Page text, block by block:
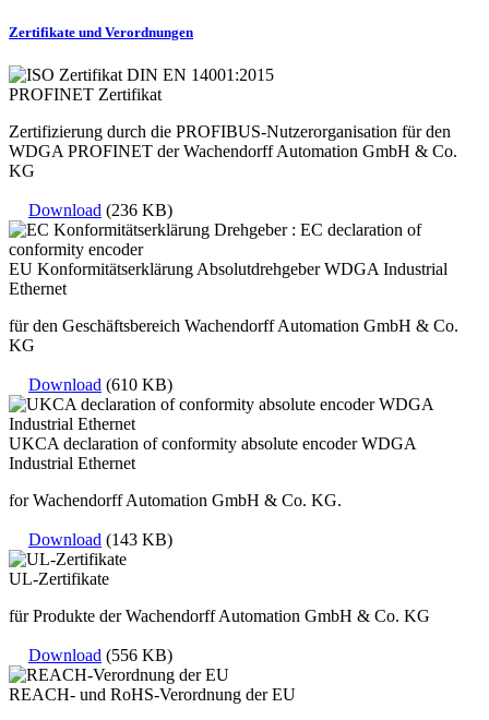
Zertifikate und Verordnungen
PROFINET Zertifikat
Zertifizierung durch die PROFIBUS-Nutzerorganisation für den
WDGA PROFINET der Wachendorff Automation GmbH & Co.
KG
Download (236 KB)
EU Konformitätserklärung Absolutdrehgeber WDGA Industrial
Ethernet
für den Geschäftsbereich Wachendorff Automation GmbH & Co.
KG
Download (610 KB)
UKCA declaration of conformity absolute encoder WDGA
Industrial Ethernet
for Wachendorff Automation GmbH & Co. KG.
Download (143 KB)
UL-Zertifikate
für Produkte der Wachendorff Automation GmbH & Co. KG
Download (556 KB)
REACH- und RoHS-Verordnung der EU